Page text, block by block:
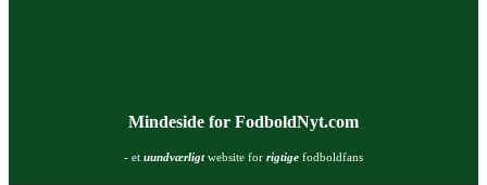
Mindeside for FodboldNyt.com
- et uundværligtwebsite for rigtige fodboldfans